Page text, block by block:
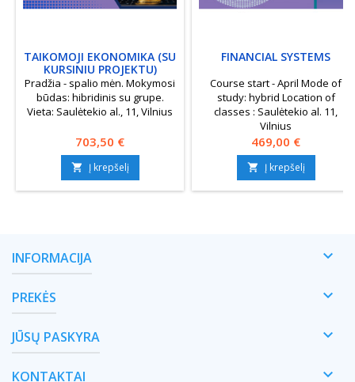
TAIKOMOJI EKONOMIKA (SU
KURSINIU PROJEKTU)
Pradžia - spalio mėn. Mokymosi
būdas: hibridinis su grupe.
Vieta: Saulėtekio al., 11, Vilnius
Kaina
703,50 €
 Į krepšelį
FINANCIAL SYSTEMS
Course start - April Mode of
study: hybrid Location of
classes : Saulėtekio al. 11,
Vilnius
Kaina
469,00 €
 Į krepšelį
INFORMACIJA 
PREKĖS 
JŪSŲ PASKYRA 
KONTAKTAI 